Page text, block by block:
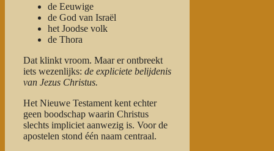
de Eeuwige
de God van Israël
het Joodse volk
de Thora
Dat klinkt vroom. Maar er ontbreekt
iets wezenlijks: de expliciete belijdenis
van Jezus Christus.
Het Nieuwe Testament kent echter
geen boodschap waarin Christus
slechts impliciet aanwezig is. Voor de
apostelen stond één naam centraal.